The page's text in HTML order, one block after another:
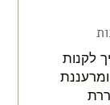
ב- 17:30 – איך לקנות